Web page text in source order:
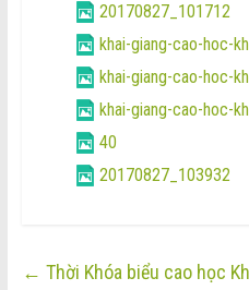
20170827_101712
khai-giang-cao-hoc-
khai-giang-cao-hoc-
khai-giang-cao-hoc-
40
20170827_103932
← Thời Khóa biểu cao học